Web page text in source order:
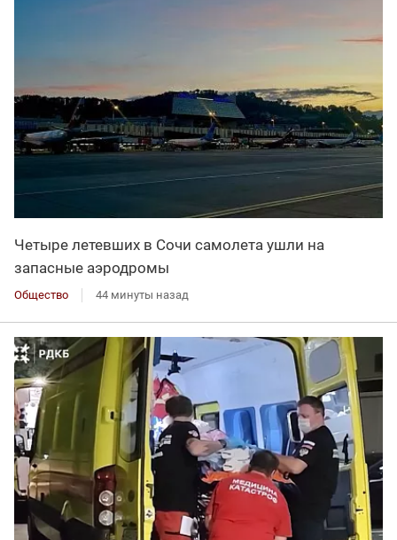
Четыре летевших в Сочи самолета ушли на
запасные аэродромы
Общество 44 минуты назад